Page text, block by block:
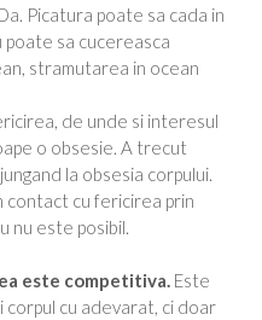
Picatura poate sa cada in
poate sa cucereasca
stramutarea in ocean
de unde si interesul
o obsesie. A trecut
la obsesia corpului.
contact cu fericirea prin
nu este posibil.
este competitiva. Este
corpul cu adevarat, ci doar